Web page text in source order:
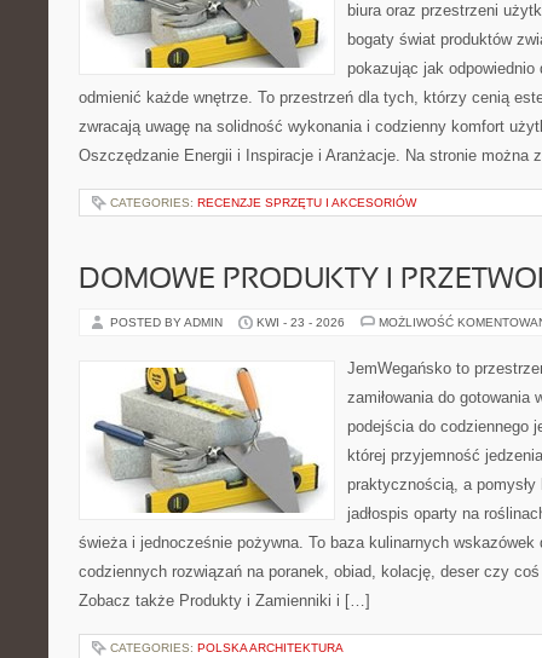
biura oraz przestrzeni
bogaty świat produktów
pokazując jak odpowiednio
odmienić każde wnętrze. To przestrzeń dla tych, którzy cenią
zwracają uwagę na solidność wykonania i codzienny komfort
Oszczędzanie Energii i Inspiracje i Aranżacje. Na stronie można
CATEGORIES: RECENZJE SPRZĘTU I AKCESORIÓW
DOMOWE PRODUKTY I
POSTED BY ADMIN KWI - 23 - 2026 MOŻLIWOŚĆ
JemWegańsko to
zamiłowania do gotowania
podejścia do codziennego
której przyjemność
praktycznością, a
jadłospis oparty na
świeża i jednocześnie pożywna. To baza kulinarnych
codziennych rozwiązań na poranek, obiad, kolację, deser czy
Zobacz także Produkty i Zamienniki i […]
CATEGORIES: POLSKA ARCHITEKTURA